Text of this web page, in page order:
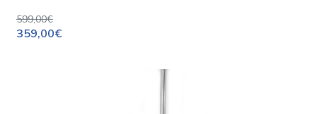
599,00€
359,00€